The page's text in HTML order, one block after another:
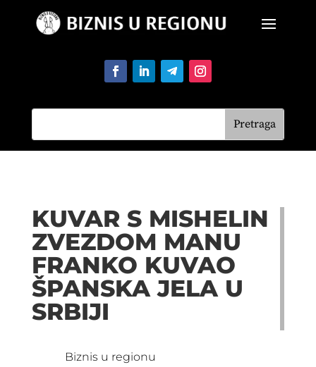
KUVAR S MISHELIN
ZVEZDOM MANU
FRANKO KUVAO
ŠPANSKA JELA U
SRBIJI
Biznis u regionu